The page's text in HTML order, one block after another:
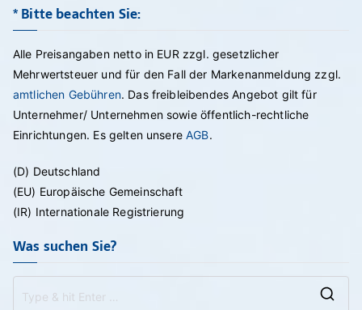
* Bitte beachten Sie:
Alle Preisangaben netto in EUR zzgl. gesetzlicher
Mehrwertsteuer und für den Fall der Markenanmeldung zzgl.
amtlichen Gebühren. Das freibleibendes Angebot gilt für
Unternehmer/ Unternehmen sowie öffentlich-rechtliche
Einrichtungen. Es gelten unsereAGB.
(D) Deutschland
(EU) Europäische Gemeinschaft
(IR) Internationale Registrierung
Was suchen Sie?